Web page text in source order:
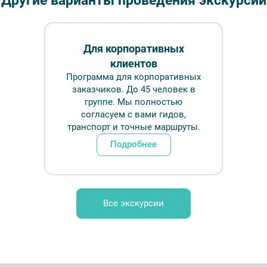
Лори / Сергей Афанасьев
Для корпоративных
клиентов
Программа для корпоративных
заказчиков. До 45 человек в
группе. Мы полностью
согласуем с вами гидов,
транспорт и точные маршруты.
Подробнее
Все экскурсии